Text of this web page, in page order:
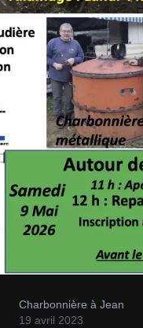
Charbonnière à Jean
19 avril 2023